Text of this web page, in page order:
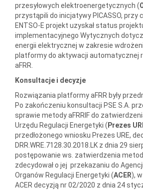
przesyłowych elektroenergetycznych (
przystąpili do inicjatywy PICASSO, przy
ENTSO-E projekt uzyskał status
implementacyjnego Wytycznych
energii elektrycznej w zakresie
platformy do aktywacji automatycznej
aFRR.
Konsultacje i decyzje
Rozwiązania platformy aFRR były
Po zakończeniu konsultacji PSE S.A.
sprawie metody aFRRIF do
Urzędu Regulacji Energetyki ( Prezes
przedłożonego wniosku Prezes URE,
DRR.WRE.7128.30.2018.LK z dnia 29
postępowanie ws. zatwierdzenia
zdecydował o jej przekazaniu do
Organów Regulacji Energetyki (ACER),
ACER decyzją nr 02/2020 z dnia 24